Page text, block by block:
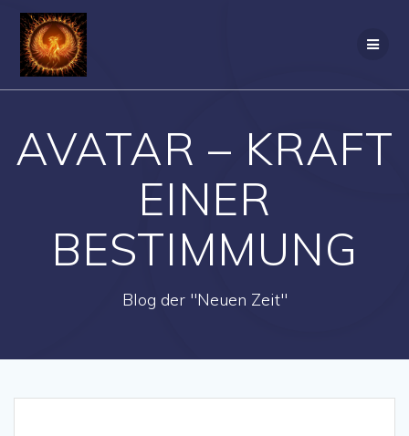
AVATAR – KRAFT
EINER
BESTIMMUNG
Blog der "Neuen Zeit"